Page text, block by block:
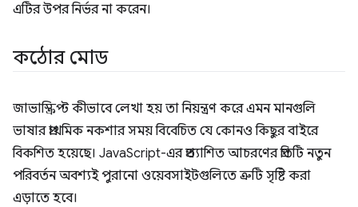
এটির উপর নির্ভর না করেন।
কঠোর মোড
জাভাস্ক্রিপ্ট কীভাবে লেখা হয় তা নিয়ন্ত্রণ করে এমন মানগুলি
ভাষার প্রাথমিক নকশার সময় বিবেচিত যে কোনও কিছুর বাইরে
বিকশিত হয়েছে। JavaScript-এর প্রত্যাশিত আচরণের প্রতিটি নতুন
পরিবর্তন অবশ্যই পুরানো ওয়েবসাইটগুলিতে ত্রুটি সৃষ্টি করা
এড়াতে হবে।